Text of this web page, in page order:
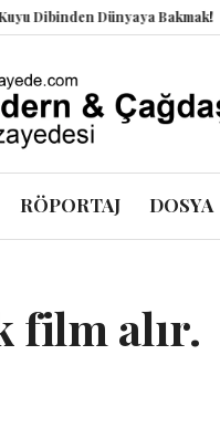
Dünyaya Bakmak!
RÖPORTAJ DOSYA
film alır.